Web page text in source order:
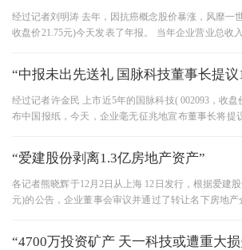
经过记者刘明涛 去年，因抗癌概念股价暴涨，风靡一
收盘价21.75元)今天发表了年报。 当年企业营业总收
“中报未出先送礼 国脉科技董事长提议
经过记者许金民 上市近5年的国脉科技( 002093，收盘
布中国报纸，今天，企业毫无征兆地宣布董事长将提
“爱建股份剥离1.3亿房地产资产”
各记者熊晓辉于12月2日从上海 12日发行，根据爱建股
元)的公告，企业董事会审议并通过了转让名下房地产
“4700万投资矿产 天一科技或遭重大损